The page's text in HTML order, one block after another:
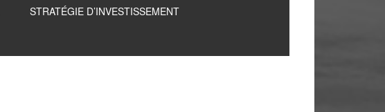
STRATÉGIE D’INVESTISSEMENT